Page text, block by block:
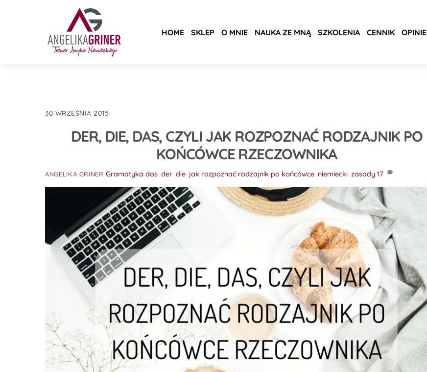
HOME SKLEP O MNIE NAUKA ZE MNĄ SZKOLENIA CENNIK OPINIE
30 WRZEŚNIA 2015
DER, DIE, DAS, CZYLI JAK ROZPOZNAĆ RODZAJNIK PO
KOŃCÓWCE RZECZOWNIKA
ANGELIKA GRINER Gramatyka das, der, die, jak rozpoznać rodzajnik po końcówce, niemiecki, zasady 17